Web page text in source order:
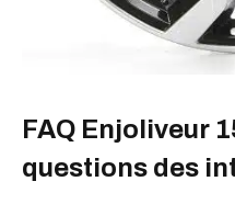
FAQ Enjoliveur
questions des